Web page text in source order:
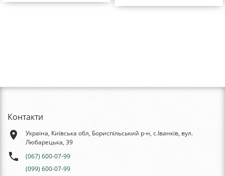
Контакти
place
Україна, Київська обл, Бориспільський р-н, с.Іванків, вул.
Любарецька, 39
phone
(067) 600-07-99
(099) 600-07-99